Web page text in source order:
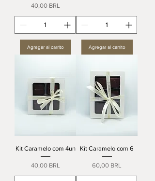
Precio
40,00 BRL
Agregar al carrito Agregar al carrito
Kit Caramelo com 4un
Precio
40,00 BRL
Kit Caramelo com 6
Precio
60,00 BRL